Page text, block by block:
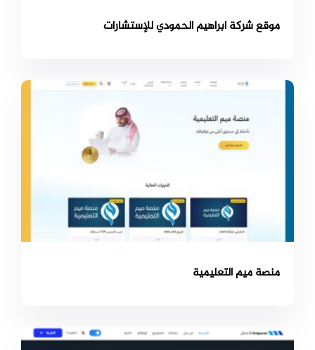
موقع شركة ابراهيم الحمودي للإستشارات
منصة ميم التعليمية